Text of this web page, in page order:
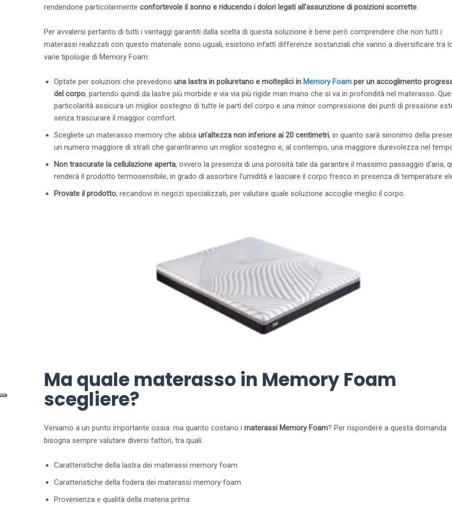
rendendone particolarmente confortevole il sonno e riducendo i dolori legati all’assunzione di posizioni scorrette.
Per avvalersi pertanto di tutti i vantaggi garantiti dalla scelta di questa soluzione è bene però comprendere che non tutti i
materassi realizzati con questo materiale sono uguali, esistono infatti differenze sostanziali che vanno a diversificare tra
varie tipologie di Memory Foam.
Optate per soluzioni che prevedono una lastra in poliuretano e molteplici in Memory Foam per un accoglimento
del corpo, partendo quindi da lastre più morbide e via via più rigide man mano che si va in profondità nel materasso.
particolarità assicura un miglior sostegno di tutte le parti del corpo e una minor compressione dei punti di pressione
senza trascurare il maggior comfort.
Scegliete un materasso memory che abbia un’altezza non inferiore ai 20 centimetri, in quanto sarà sinonimo della
un numero maggiore di strati che garantiranno un miglior sostegno e, al contempo, una maggiore durevolezza nel
Non trascurate la cellulazione aperta, ovvero la presenza di una porosità tale da garantire il massimo passaggio d’aria;
renderà il prodotto termosensibile, in grado di assorbire l’umidità e lasciare il corpo fresco in presenza di temperature
Provate il prodotto, recandovi in negozi specializzati, per valutare quale soluzione accoglie meglio il corpo.
Ma quale materasso in Memory Foam
scegliere?
Veniamo a un punto importante ossia: ma quanto costano i materassi Memory Foam? Per rispondere a questa domanda
bisogna sempre valutare diversi fattori, tra quali:
Caratteristiche della lastra dei materassi memory foam
Caratteristiche della fodera dei materassi memory foam
Provenienza e qualità della materia prima